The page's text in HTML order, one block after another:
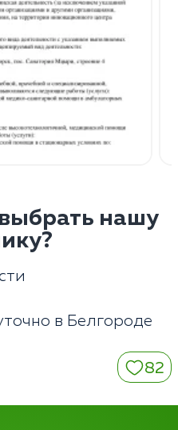
нашу
в Белгороде
82